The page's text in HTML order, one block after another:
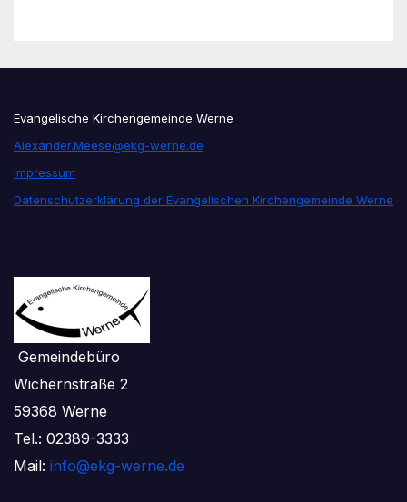
Evangelische Kirchengemeinde Werne
Alexander.Meese@ekg-werne.de
Impressum
Datenschutzerklärung der Evangelischen Kirchengemeinde Werne
Gemeindebüro
Wichernstraße 2
59368 Werne
Tel.: 02389-3333
Mail: info@ekg-werne.de